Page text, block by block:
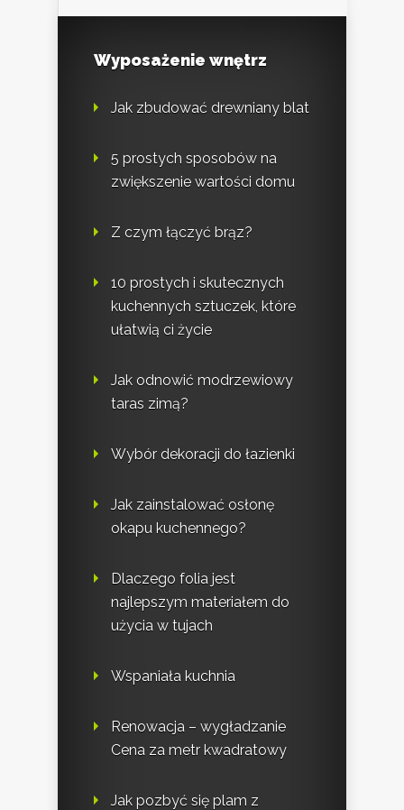
Wyposażenie wnętrz
Jak zbudować drewniany blat
5 prostych sposobów na
zwiększenie wartości domu
Z czym łączyć brąz?
10 prostych i skutecznych
kuchennych sztuczek, które
ułatwią ci życie
Jak odnowić modrzewiowy
taras zimą?
Wybór dekoracji do łazienki
Jak zainstalować osłonę
okapu kuchennego?
Dlaczego folia jest
najlepszym materiałem do
użycia w tujach
Wspaniała kuchnia
Renowacja – wygładzanie
Cena za metr kwadratowy
Jak pozbyć się plam z